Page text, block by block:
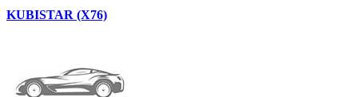
KUBISTAR (X76)